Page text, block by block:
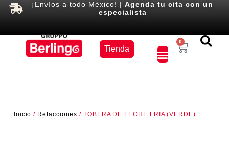
¡Envíos a todo México! |Agenda tu cita con un
especialista
Tienda
0
Inicio / Refacciones / TOBERA DE LECHE FRIA (VERDE)